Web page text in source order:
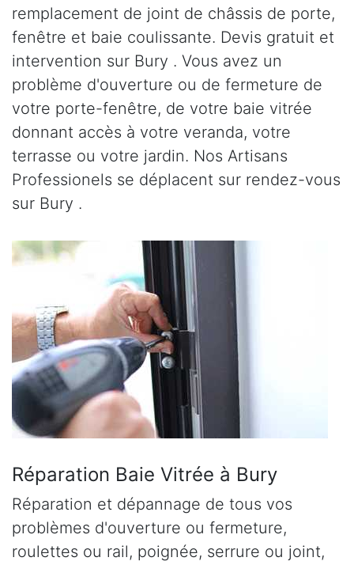
remplacement de joint de châssis de porte,
fenêtre et baie coulissante. Devis gratuit et
intervention sur Bury . Vous avez un
problème d'ouverture ou de fermeture de
votre porte-fenêtre, de votre baie vitrée
donnant accès à votre veranda, votre
terrasse ou votre jardin. Nos Artisans
Professionels se déplacent sur rendez-vous
sur Bury .
Réparation Baie Vitrée à Bury
Réparation et dépannage de tous vos
problèmes d'ouverture ou fermeture,
roulettes ou rail, poignée, serrure ou joint,